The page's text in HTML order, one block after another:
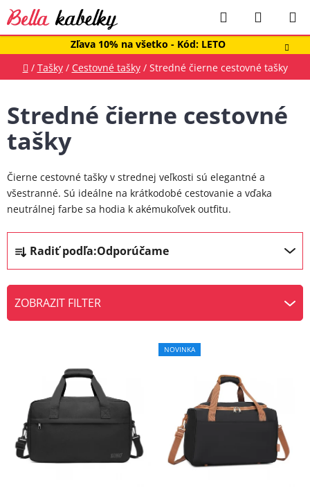
Prejsť
na
obsah
Zľava 10% na všetko - Kód: LETO
Hľadať
KOŠÍK
Domov
/ Tašky / Cestovné tašky / Stredné čierne cestovné tašky
Stredné čierne cestovné
tašky
Čierne cestovné tašky v strednej veľkosti sú elegantné a
všestranné. Sú ideálne na krátkodobé cestovanie a vďaka
neutrálnej farbe sa hodia k akémukoľvek outfitu.
R
a
d
e
n
u
k
Radiť podľa:Odporúčame
ZOBRAZIT FILTER
o
NOVINKA